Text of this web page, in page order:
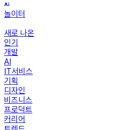
놀이터
새로 나온
인기
개발
AI
IT서비스
기획
디자인
비즈니스
프로덕트
커리어